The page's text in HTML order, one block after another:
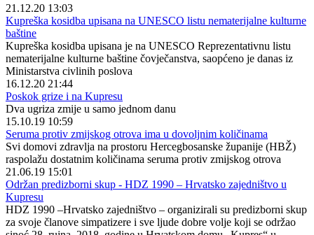
21.12.20 13:03
Kupreška kosidba upisana na UNESCO listu nematerijalne kulturne
baštine
Kupreška kosidba upisana je na UNESCO Reprezentativnu listu
nematerijalne kulturne baštine čovječanstva, saopćeno je danas iz
Ministarstva civlinih poslova
16.12.20 21:44
Poskok grize i na Kupresu
Dva ugriza zmije u samo jednom danu
15.10.19 10:59
Seruma protiv zmijskog otrova ima u dovoljnim količinama
Svi domovi zdravlja na prostoru Hercegbosanske županije (HBŽ)
raspolažu dostatnim količinama seruma protiv zmijskog otrova
21.06.19 15:01
Održan predizborni skup - HDZ 1990 – Hrvatsko zajedništvo u
Kupresu
HDZ 1990 –Hrvatsko zajedništvo – organizirali su predizborni skup
za svoje članove simpatizere i sve ljude dobre volje koji se održao